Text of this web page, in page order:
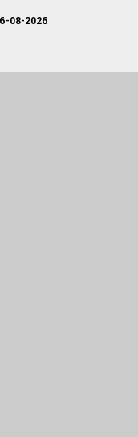
08-2026